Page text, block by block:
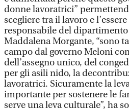
donne lavoratrici”
scegliere tra il lavoro e
responsabile del
Maddalena Morgante, “sono
campo dal governo Meloni
dell’assegno unico, del
per gli asili nido, la
lavoratrici. Sicuramente la
importante per sostenere le
serve una leva culturale”, ha